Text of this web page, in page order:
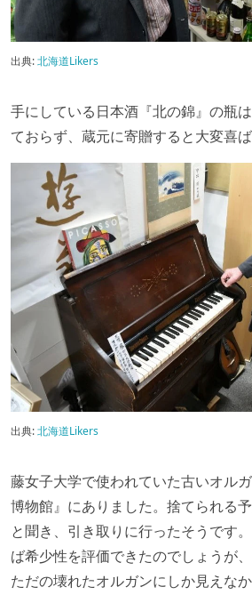
出典:北海道Likers
手にしている日本酒『北の錦』の瓶
ておらず、蔵元に寄贈すると大変喜ば
出典:北海道Likers
藤女子大学で使われていた古いオル
博物館』にありました。捨てられる
と聞き、引き取りに行ったそうです
ば希少性を評価できたのでしょうが
ただの壊れたオルガンにしか見えな